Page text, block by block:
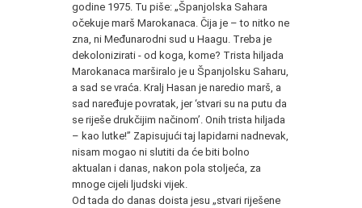
godine 1975. Tu piše: „Španjolska Sahara
očekuje marš Marokanaca. Čija je – to nitko ne
zna, ni Međunarodni sud u Haagu. Treba je
dekolonizirati - od koga, kome? Trista hiljada
Marokanaca marširalo je u Španjolsku Saharu,
a sad se vraća. Kralj Hasan je naredio marš, a
sad naređuje povratak, jer ‘stvari su na putu da
se riješe drukčijim načinom’. Onih trista hiljada
– kao lutke!” Zapisujući taj lapidarni nadnevak,
nisam mogao ni slutiti da će biti bolno
aktualan i danas, nakon pola stoljeća, za
mnoge cijeli ljudski vijek.
Od tada do danas doista jesu „stvari riješene